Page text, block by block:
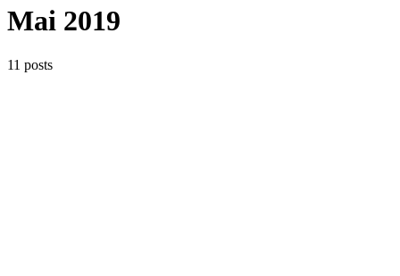
Mai 2019
11 posts